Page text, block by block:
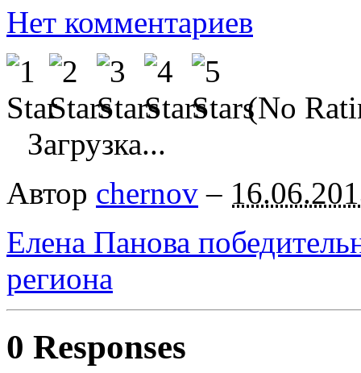
Нет комментариев
(No
Загрузка...
Автор chernov –
Елена Панова
региона
0 Responses